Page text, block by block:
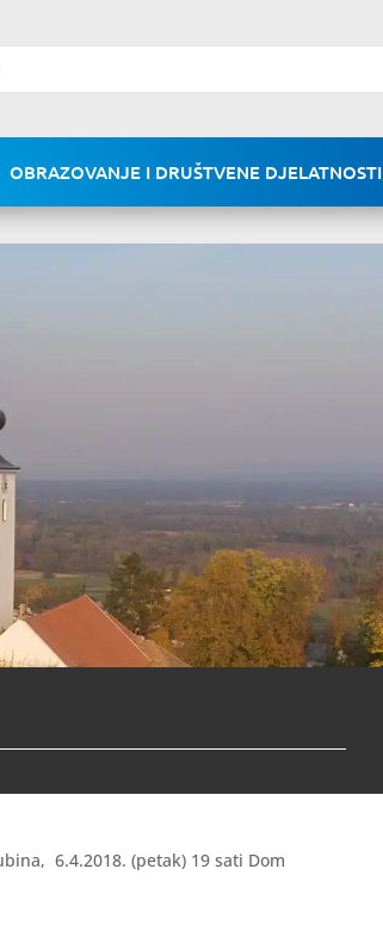
OBRAZOVANJE I DRUŠTVENE DJELATNOSTI
6.4.2018. (petak) 19 sati Dom